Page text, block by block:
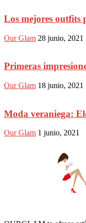
Los mejores
Our Glam 28 junio, 2021
Primeras
Our Glam 18 junio, 2021
Moda veraniega:
Our Glam 1 junio, 2021